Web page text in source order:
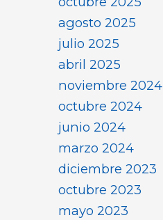
agosto 2025
julio 2025
abril 2025
noviembre 2024
octubre 2024
junio 2024
marzo 2024
diciembre 2023
octubre 2023
mayo 2023